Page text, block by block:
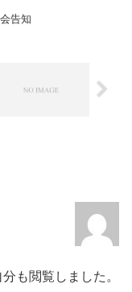
告知
も閲覧しました。